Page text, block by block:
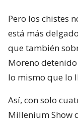
Pero los chistes
está más
que también
Moreno
lo mismo que lo
Así, con solo
Millenium Show